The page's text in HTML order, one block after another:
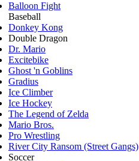
Balloon Fight
Baseball
Donkey Kong
Double Dragon
Dr. Mario
Excitebike
Ghost 'n Goblins
Gradius
Ice Climber
Ice Hockey
The Legend of Zelda
Mario Bros.
Pro Wrestling
River City Ransom (Street Gangs)
Soccer